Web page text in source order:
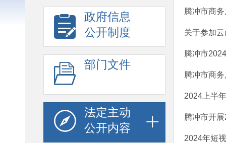
政府信息
公开制度
部门文件
法定主动
公开内容
腾冲市商
关于参加
腾冲市
腾冲市商
2024上半
腾冲市开
2024年短